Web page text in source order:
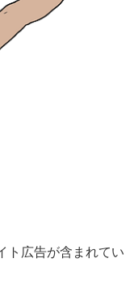
ト広告が含まれてい